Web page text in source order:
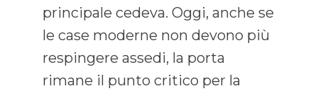
principale cedeva. Oggi, anche se
le case moderne non devono più
respingere assedi, la porta
rimane il punto critico per la